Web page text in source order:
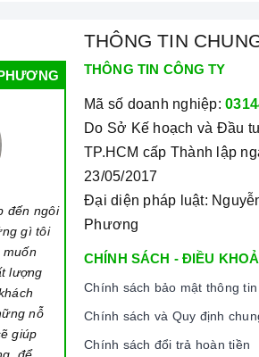
với khả năng chịu nhiệt cao trên 230
ra,chậu rửa chéncòn thêm đặc tính
rửa chén nào cũng có. Nhờ vào sự
kích thước 880mm x 450 x 200mm,
Chậu rửa chénrất dễ dàng vệ sinh
bật như trên thìBồn rửa bằng inox
thiết nhất của người nội trợ, là vật
là trong cuộc sống đầy năng động
công việc lại còn chăm sóc cho bữa
đến ngôi
gì tôi
lượng
nỗ
giúp
để
THÔNG TIN
THÔNG TIN CÔNG TY
Mã số doanh nghiệp:
Do Sở Kế hoạch và Đầu
TP.HCM cấp Thành lập
23/05/2017
Đại diện pháp luật:
Phương
CHÍNH SÁCH - ĐIỀU
Chính sách bảo mật thông tin
Chính sách và Quy định
Chính sách đổi trả hoàn tiền